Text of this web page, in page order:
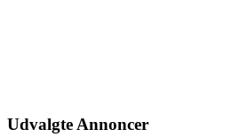
Udvalgte Annoncer